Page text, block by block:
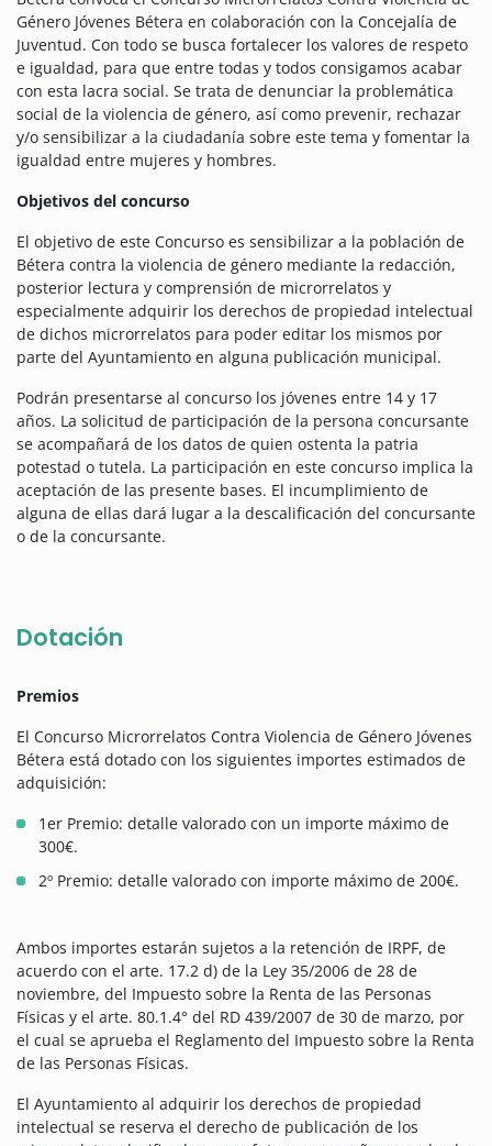
Género Jóvenes Bétera en colaboración con la Concejalía de
Juventud. Con todo se busca fortalecer los valores de respeto
e igualdad, para que entre todas y todos consigamos acabar
con esta lacra social. Se trata de denunciar la problemática
social de la violencia de género, así como prevenir, rechazar
y/o sensibilizar a la ciudadanía sobre este tema y fomentar la
igualdad entre mujeres y hombres.
Objetivos del concurso
El objetivo de este Concurso es sensibilizar a la población de
Bétera contra la violencia de género mediante la redacción,
posterior lectura y comprensión de microrrelatos y
especialmente adquirir los derechos de propiedad intelectual
de dichos microrrelatos para poder editar los mismos por
parte del Ayuntamiento en alguna publicación municipal.
Podrán presentarse al concurso los jóvenes entre 14 y 17
años. La solicitud de participación de la persona concursante
se acompañará de los datos de quien ostenta la patria
potestad o tutela. La participación en este concurso implica la
aceptación de las presente bases. El incumplimiento de
alguna de ellas dará lugar a la descalificación del concursante
o de la concursante.
Dotación
Premios
El Concurso Microrrelatos Contra Violencia de Género Jóvenes
Bétera está dotado con los siguientes importes estimados de
adquisición:
1er Premio: detalle valorado con un importe máximo de
300€.
2º Premio: detalle valorado con importe máximo de 200€.
Ambos importes estarán sujetos a la retención de IRPF, de
acuerdo con el arte. 17.2 d) de la Ley 35/2006 de 28 de
noviembre, del Impuesto sobre la Renta de las Personas
Físicas y el arte. 80.1.4° del RD 439/2007 de 30 de marzo, por
el cual se aprueba el Reglamento del Impuesto sobre la Renta
de las Personas Físicas.
El Ayuntamiento al adquirir los derechos de propiedad
intelectual se reserva el derecho de publicación de los